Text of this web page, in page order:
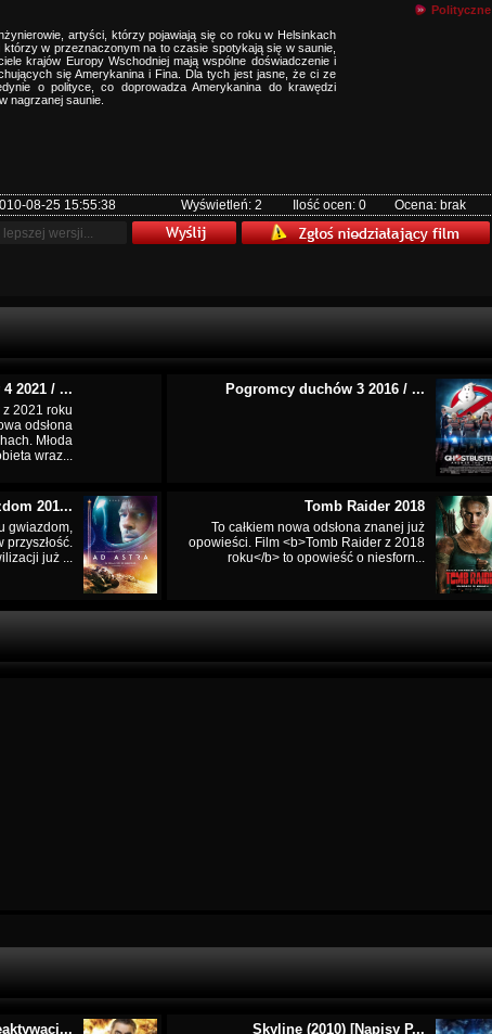
Polityczne
artyści, którzy pojawiają się co roku w Helsinkach
w przeznaczonym na to czasie spotykają się w saunie,
krajów Europy Wschodniej mają wspólne doświadczenie i
się Amerykanina i Fina. Dla tych jest jasne, że ci ze
o polityce, co doprowadza Amerykanina do krawędzi
nagrzanej saunie.
08-25 15:55:38 Wyświetleń: 2 Ilość ocen: 0 Ocena: brak
2021 / ...
2021 roku
odsłona
Młoda
wraz...
Pogromcy duchów 3 2016 / ...
201...
gwiazdom,
przyszłość.
już ...
Tomb Raider 2018
To całkiem nowa odsłona znanej już
opowieści. Film <b>Tomb Raider z 2018
roku</b> to opowieść o niesforn...
Skyline (2010) [Napisy P...